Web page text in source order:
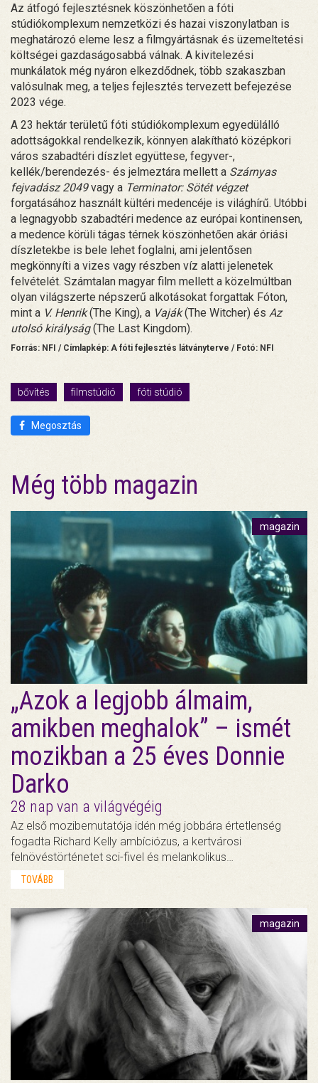
Az átfogó fejlesztésnek köszönhetően a fóti
stúdiókomplexum nemzetközi és hazai viszonylatban is
meghatározó eleme lesz a filmgyártásnak és üzemeltetési
költségei gazdaságosabbá válnak. A kivitelezési
munkálatok még nyáron elkezdődnek, több szakaszban
valósulnak meg, a teljes fejlesztés tervezett befejezése
2023 vége.
A 23 hektár területű fóti stúdiókomplexum egyedülálló
adottságokkal rendelkezik, könnyen alakítható középkori
város szabadtéri díszlet együttese, fegyver-,
kellék/berendezés- és jelmeztára mellett a Szárnyas
fejvadász 2049vagy a Terminator: Sötét végzet
forgatásához használt kültéri medencéje is világhírű. Utóbbi
a legnagyobb szabadtéri medence az európai kontinensen,
a medence körüli tágas térnek köszönhetően akár óriási
díszletekbe is bele lehet foglalni, ami jelentősen
megkönnyíti a vizes vagy részben víz alatti jelenetek
felvételét. Számtalan magyar film mellett a közelmúltban
olyan világszerte népszerű alkotásokat forgattak Fóton,
mint a V. Henrik(The King), a Vaják(The Witcher) és Az
utolsó királyság(The Last Kingdom).
Forrás: NFI / Címlapkép: A fóti fejlesztés látványterve / Fotó: NFI
bővítés filmstúdió fóti stúdió
Megosztás
Még több magazin
magazin
„Azok a legjobb álmaim,
amikben meghalok” – ismét
mozikban a 25 éves Donnie
Darko
28 nap van a világvégéig
Az első mozibemutatója idén még jobbára értetlenség
fogadta Richard Kelly ambíciózus, a kertvárosi
felnövéstörténetet sci-fivel és melankolikus…
TOVÁBB
magazin